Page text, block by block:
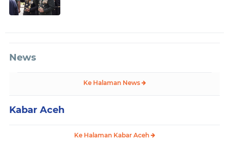
News
Ke Halaman News
Kabar Aceh
Ke Halaman Kabar Aceh